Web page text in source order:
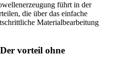
führt in der
die über das einfache
Materialbearbeitung
vorteil ohne